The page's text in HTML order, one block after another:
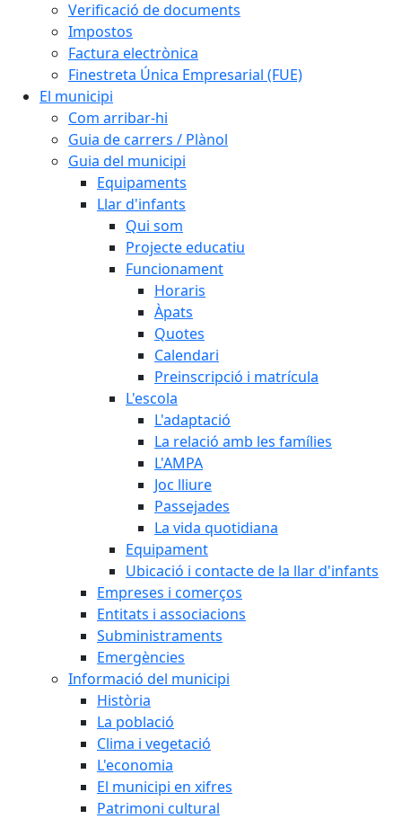
Verificació de documents
Impostos
Factura electrònica
Finestreta Única Empresarial (FUE)
El municipi
Com arribar-hi
Guia de carrers / Plànol
Guia del municipi
Equipaments
Llar d'infants
Qui som
Projecte educatiu
Funcionament
Horaris
Àpats
Quotes
Calendari
Preinscripció i matrícula
L'escola
L'adaptació
La relació amb les famílies
L'AMPA
Joc lliure
Passejades
La vida quotidiana
Equipament
Ubicació i contacte de la llar d'infants
Empreses i comerços
Entitats i associacions
Subministraments
Emergències
Informació del municipi
Història
La població
Clima i vegetació
L'economia
El municipi en xifres
Patrimoni cultural